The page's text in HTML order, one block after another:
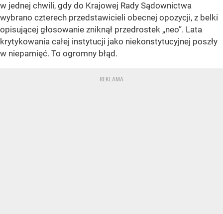
w jednej chwili, gdy do Krajowej Rady Sądownictwa
wybrano czterech przedstawicieli obecnej opozycji, z belki
opisującej głosowanie zniknął przedrostek „neo”. Lata
krytykowania całej instytucji jako niekonstytucyjnej poszły
w niepamięć. To ogromny błąd.